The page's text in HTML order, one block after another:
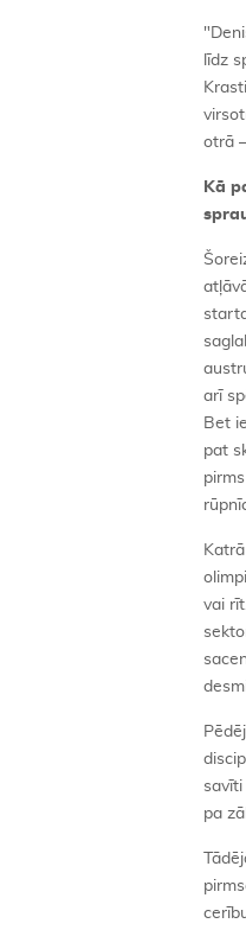
līdz
otrā
Kā
arī
Bet
pat
vai
pa